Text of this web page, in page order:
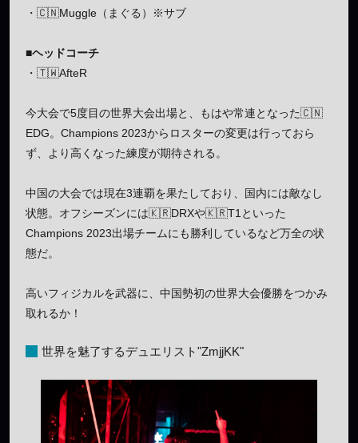
・🇨🇳Muggle（まぐる）※サブ
■ヘッドコーチ
・🇹🇼AfteR
今大会で5度目の世界大会出場と、もはや常連となった🇨🇳
EDG。Champions 2023からロスターの変更は行っておら
ず、より高くなった練度が期待される。
中国の大会では現在3連覇を果たしており、国内には敵なし
状態。オフシーズンには🇰🇷DRXや🇰🇷T1といった
Champions 2023出場チームにも勝利しているなど万全の状
態だ。
高いフィジカルを武器に、中国勢初の世界大会優勝をつかみ
取れるか！
世界を魅了するデュエリスト"ZmjjKK"